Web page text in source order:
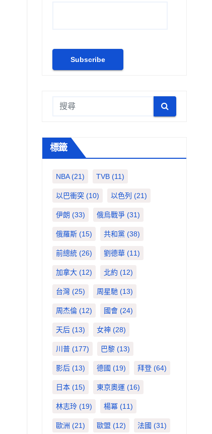
標籤
NBA(21) TVB(11)
以巴衝突(10) 以色列 (21)
伊朗 (33) 俄烏戰爭(31)
俄羅斯(15) 共和黨(38)
前總統(26) 劉德華(11)
加拿大(12) 北約 (12)
台灣(25) 周星馳 (13)
周杰倫(12) 國會(24)
天后(13) 女神 (28)
川普(177) 巴黎(13)
影后(13) 德國 (19) 拜登(64)
日本(15) 東京奧運 (16)
林志玲(19) 楊冪(11)
歐洲 (21) 歐盟 (12) 法國 (31)